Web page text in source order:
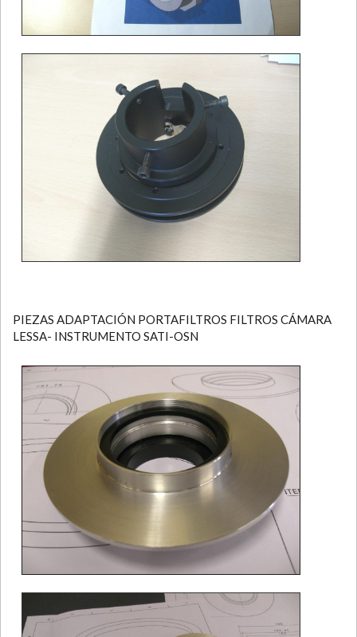
PIEZAS ADAPTACIÓN PORTAFILTROS FILTROS CÁMARA
LESSA- INSTRUMENTO SATI-OSN